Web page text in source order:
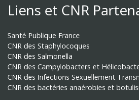
Liens et CNR
Santé Publique France
CNR des Staphylocoques
CNR des Salmonella
CNR des Campylobacters et
CNR des Infections Sexuellement
CNR des bactéries anaérobies et